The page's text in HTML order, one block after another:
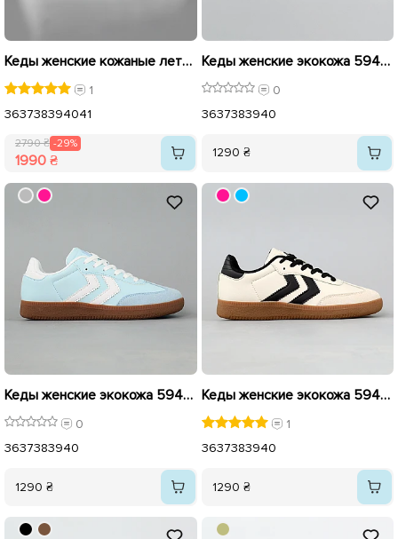
Кеды женские кожаные летние перфорация 594031 Белые распродажа
1
363738394041
2790 ₴ -29%
1990 ₴
Кеды женские экокожа 594331 Розовые
0
3637383940
1290 ₴
Кеды женские экокожа 594333 Голубые
0
3637383940
1290 ₴
Кеды женские экокожа 594332 Серые
1
3637383940
1290 ₴